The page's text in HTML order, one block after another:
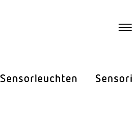
Sensor­leuchten Sensorik